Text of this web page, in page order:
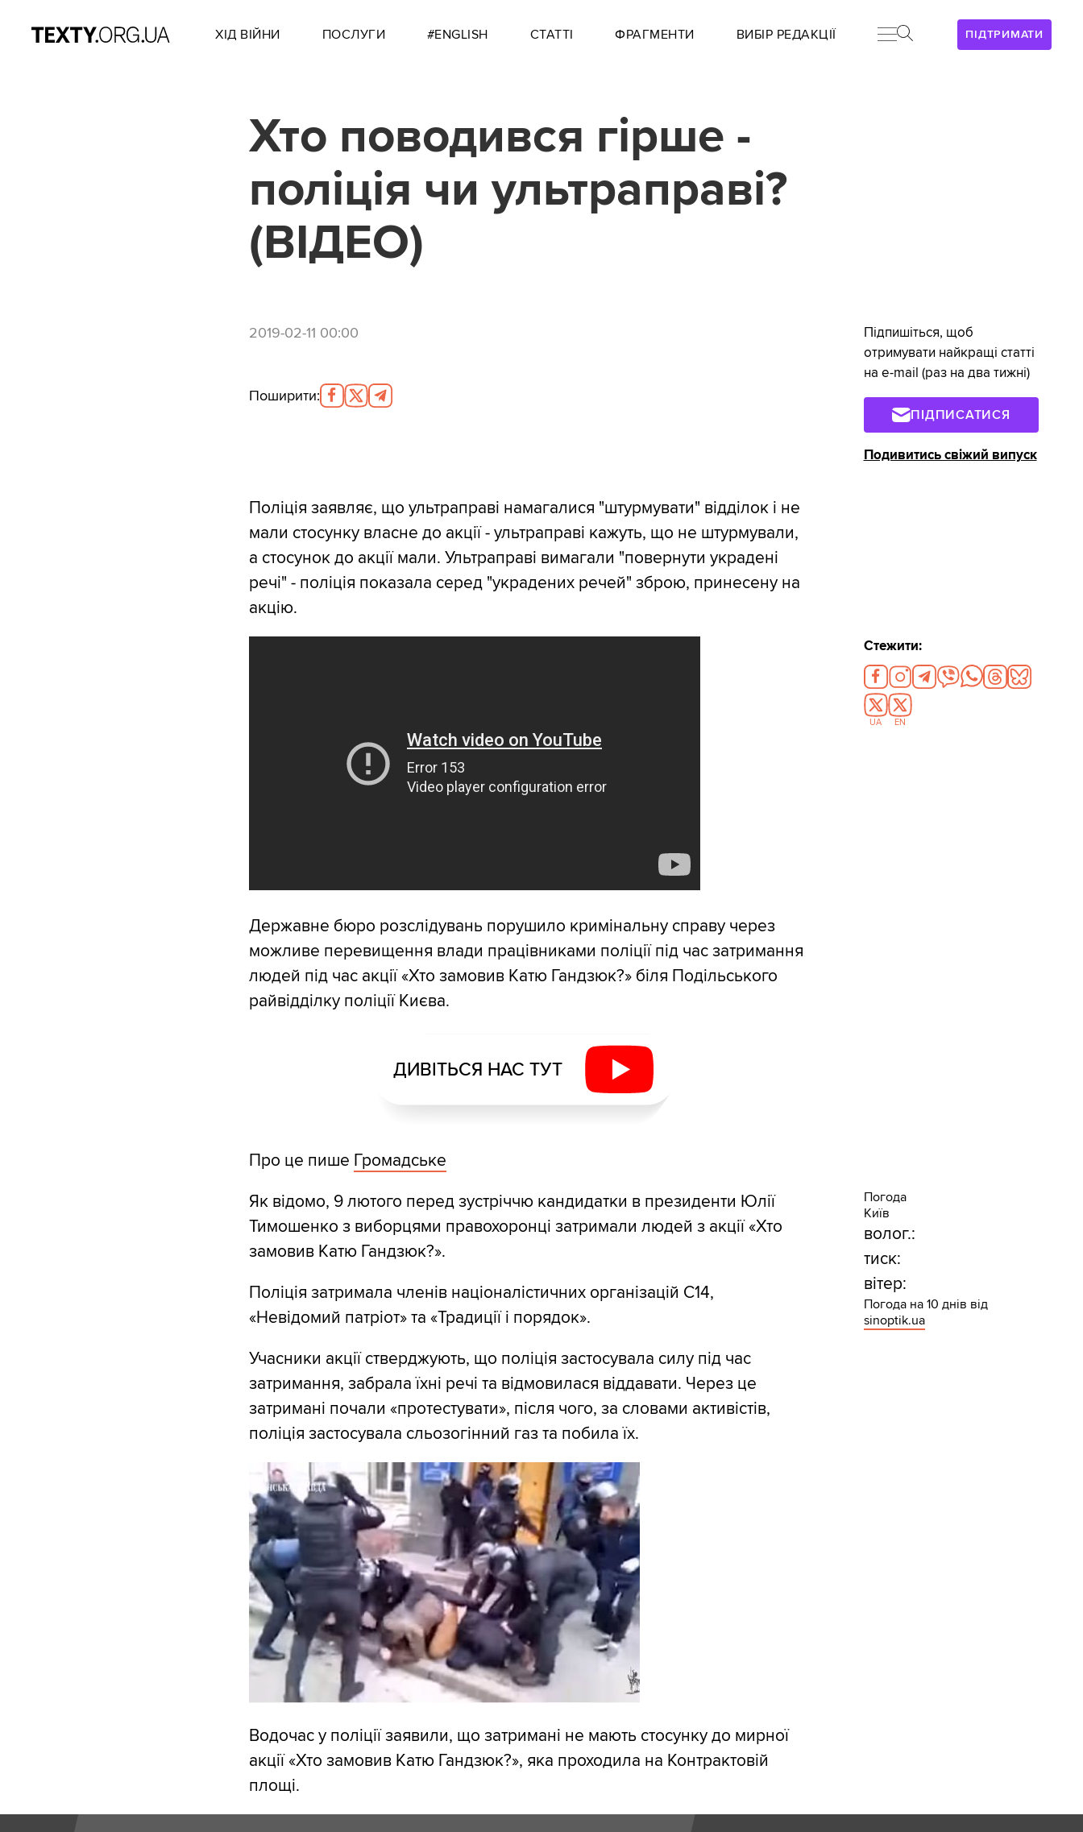
ПІДТРИМАТИ
ХІД ВІЙНИ ПОСЛУГИ #ENGLISH СТАТТІ ФРАГМЕНТИ ВИБІР РЕДАКЦІЇ
Хто поводився гірше -
поліція чи ультраправі?
(ВІДЕО)
2019-02-11 00:00
Поширити:
Поліція заявляє, що ультраправі намагалися "штурмувати" відділок і не
мали стосунку власне до акції - ультраправі кажуть, що не штурмували,
а стосунок до акції мали. Ультраправі вимагали "повернути украдені
речі" - поліція показала серед "украдених речей" зброю, принесену на
акцію.
Державне бюро розслідувань порушило кримінальну справу через
можливе перевищення влади працівниками поліції під час затримання
людей під час акції «Хто замовив Катю Гандзюк?» біля Подільського
райвідділку поліції Києва.
ДИВІТЬСЯ НАС ТУТ
Про це пише Громадське
Як відомо, 9 лютого перед зустріччю кандидатки в президенти Юлії
Тимошенко з виборцями правохоронці затримали людей з акції «Хто
замовив Катю Гандзюк?».
Поліція затримала членів націоналістичних організацій С14,
«Невідомий патріот» та «Традиції і порядок».
Учасники акції стверджують, що поліція застосувала силу під час
затримання, забрала їхні речі та відмовилася віддавати. Через це
затримані почали «протестувати», після чого, за словами активістів,
поліція застосувала сльозогінний газ та побила їх.
Водочас у поліції заявили, що затримані не мають стосунку до мирної
акції «Хто замовив Катю Гандзюк?», яка проходила на Контрактовій
площі.
Підпишіться, щоб
отримувати найкращі статті
на e-mail (раз на два тижні)
ПІДПИСАТИСЯ
Подивитись свіжий випуск
Стежити:
UA EN
Погода
Київ
волог.:
тиск:
вітер:
Погода на 10 днів від
sinoptik.ua